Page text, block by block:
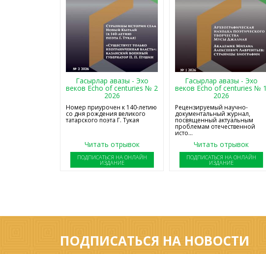
Гасырлар авазы - Эхо
веков Echo of centuries № 2
2026
Номер приурочен к 140-летию
со дня рождения великого
татарского поэта Г. Тукая
Читать отрывок
ПОДПИСАТЬСЯ НА ОНЛАЙН
ИЗДАНИЕ
Гасырлар авазы - Эхо
веков Echo of centuries № 1
2026
Рецензируемый научно-
документальный журнал,
посвященный актуальным
проблемам отечественной
исто...
Читать отрывок
ПОДПИСАТЬСЯ НА ОНЛАЙН
ИЗДАНИЕ
ПОДПИСАТЬСЯ НА НОВОСТИ